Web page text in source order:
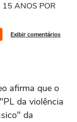
15 ANOS POR
Exibir comentários
afirma que o
da violência
da